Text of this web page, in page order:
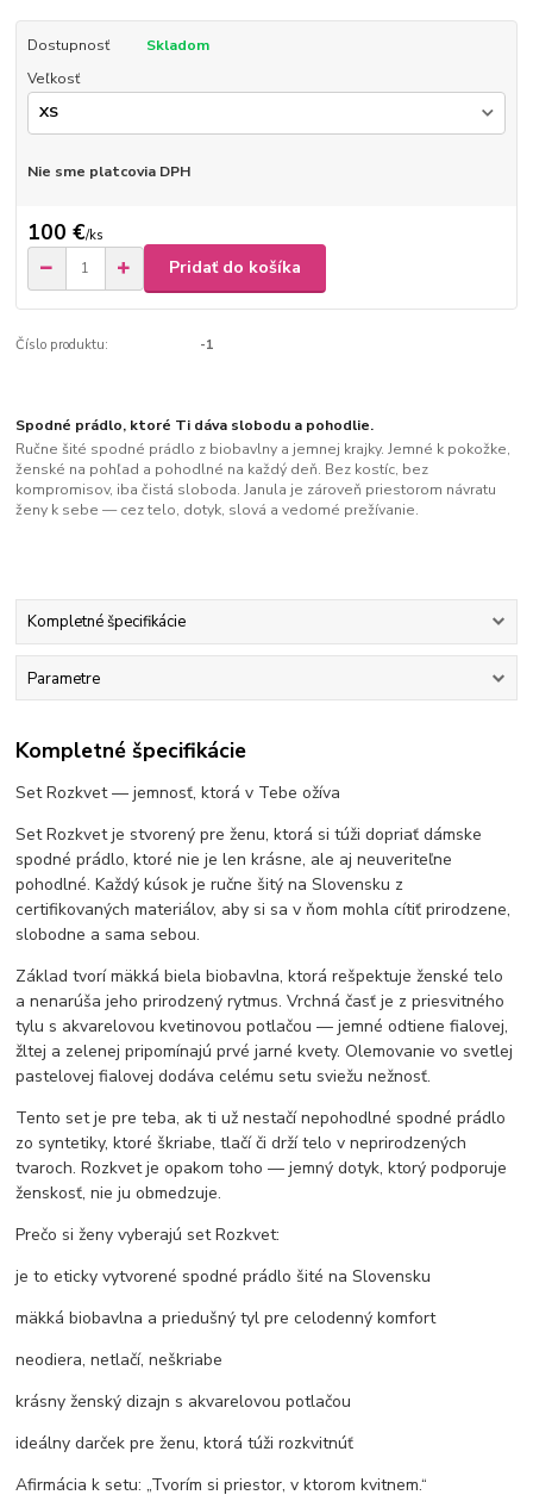
Dostupnosť
Skladom
Veľkosť
Nie sme platcovia DPH
100 €/ks
Pridať do košíka
Číslo produktu: -1
Spodné prádlo, ktoré Ti dáva slobodu a pohodlie.
Ručne šité spodné prádlo z biobavlny a jemnej krajky. Jemné k pokožke,
ženské na pohľad a pohodlné na každý deň. Bez kostíc, bez
kompromisov, iba čistá sloboda. Janula je zároveň priestorom návratu
ženy k sebe — cez telo, dotyk, slová a vedomé prežívanie.
Kompletné špecifikácie
Parametre
Kompletné špecifikácie
Set Rozkvet — jemnosť, ktorá v Tebe ožíva
Set Rozkvet je stvorený pre ženu, ktorá si túži dopriať dámske
spodné prádlo, ktoré nie je len krásne, ale aj neuveriteľne
pohodlné. Každý kúsok je ručne šitý na Slovensku z
certifikovaných materiálov, aby si sa v ňom mohla cítiť prirodzene,
slobodne a sama sebou.
Základ tvorí mäkká biela biobavlna, ktorá rešpektuje ženské telo
a nenarúša jeho prirodzený rytmus. Vrchná časť je z priesvitného
tylu s akvarelovou kvetinovou potlačou — jemné odtiene fialovej,
žltej a zelenej pripomínajú prvé jarné kvety. Olemovanie vo svetlej
pastelovej fialovej dodáva celému setu sviežu nežnosť.
Tento set je pre teba, ak ti už nestačí nepohodlné spodné prádlo
zo syntetiky, ktoré škriabe, tlačí či drží telo v neprirodzených
tvaroch. Rozkvet je opakom toho — jemný dotyk, ktorý podporuje
ženskosť, nie ju obmedzuje.
Prečo si ženy vyberajú set Rozkvet:
je to eticky vytvorené spodné prádlo šité na Slovensku
mäkká biobavlna a priedušný tyl pre celodenný komfort
neodiera, netlačí, neškriabe
krásny ženský dizajn s akvarelovou potlačou
ideálny darček pre ženu, ktorá túži rozkvitnúť
Afirmácia k setu: „Tvorím si priestor, v ktorom kvitnem.“